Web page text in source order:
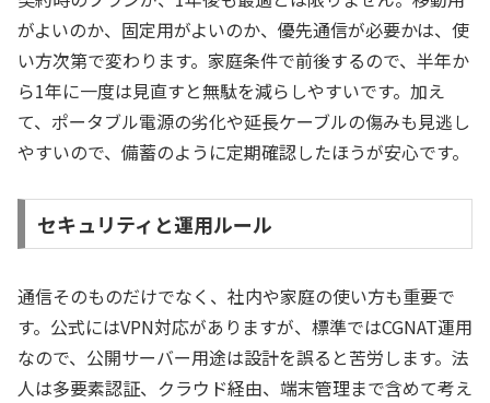
がよいのか、固定用がよいのか、優先通信が必要かは、使
い方次第で変わります。家庭条件で前後するので、半年か
ら1年に一度は見直すと無駄を減らしやすいです。加え
て、ポータブル電源の劣化や延長ケーブルの傷みも見逃し
やすいので、備蓄のように定期確認したほうが安心です。
セキュリティと運用ルール
通信そのものだけでなく、社内や家庭の使い方も重要で
す。公式にはVPN対応がありますが、標準ではCGNAT運用
なので、公開サーバー用途は設計を誤ると苦労します。法
人は多要素認証、クラウド経由、端末管理まで含めて考え